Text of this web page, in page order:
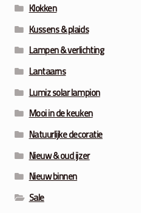
Klokken
Kussens & plaids
Lampen & verlichting
Lantaarns
Lumiz solar lampion
Mooi in de keuken
Natuurlijke decoratie
Nieuw & oud ijzer
Nieuw binnen
Sale